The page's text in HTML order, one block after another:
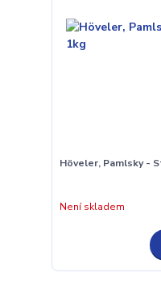
Höveler, Pamlsky -
Není skladem